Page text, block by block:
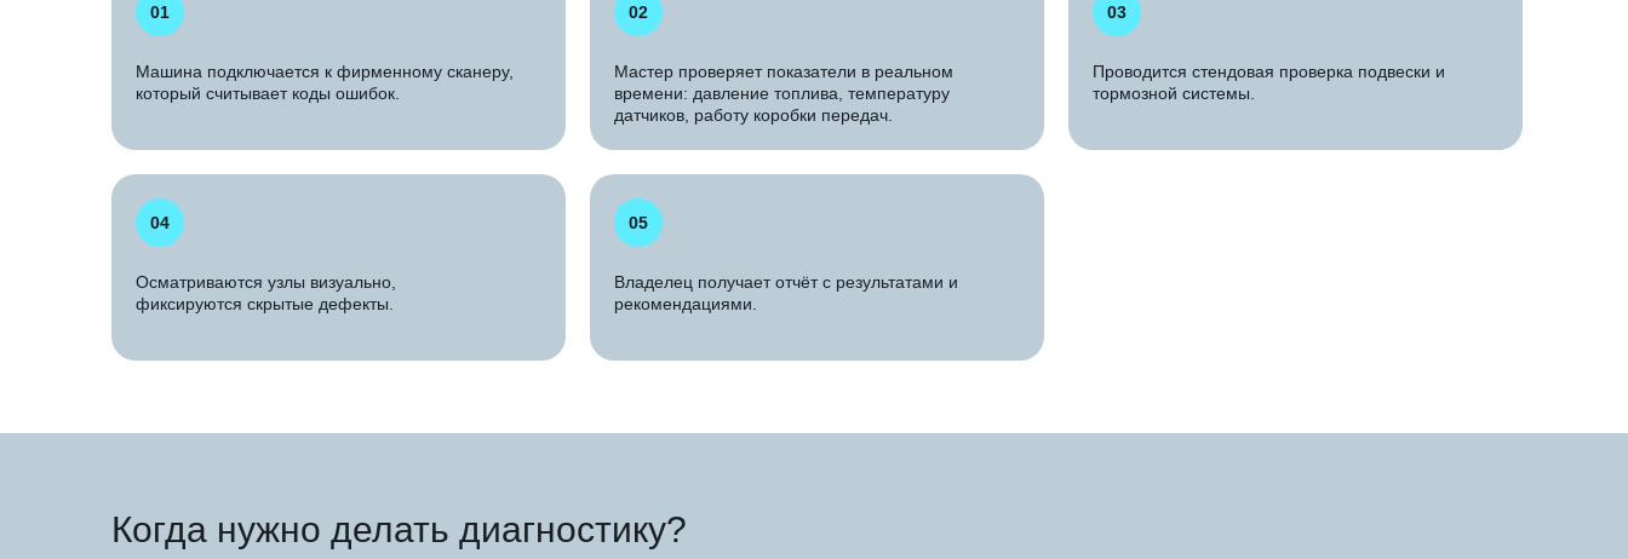
Машина подключается к фирменному сканеру,
который считывает коды ошибок.
Мастер проверяет показатели в реальном
времени: давление топлива, температуру
датчиков, работу коробки передач.
01
Проводится стендовая проверка подвески и
тормозной системы.
02
05
04
Владелец получает отчёт с результатами и
рекомендациями.
Осматриваются узлы визуально,
фиксируются скрытые дефекты.
03
Когда нужно делать диагностику?